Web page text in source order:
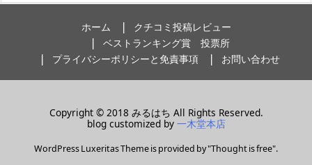
ホーム
クチコミ投稿レビュー
ベストランキング賞 投票所
プライバシーポリシーと免責事項
お問い合わせ
Copyright © 2018 みるはち All Rights Reserved.
blog customized by 一木堂本店
WordPress Luxeritas Theme is provided by "Thought is free".